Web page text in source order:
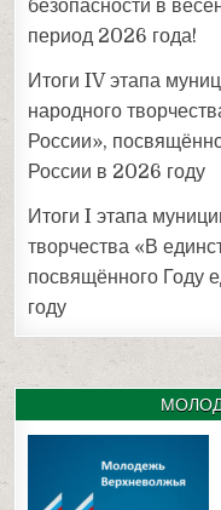
безопасности в
период 2026 года!
Итоги IV этапа
народного
России»,
России в 2026 году
Итоги I этапа
творчества «В
посвящённого Году
году